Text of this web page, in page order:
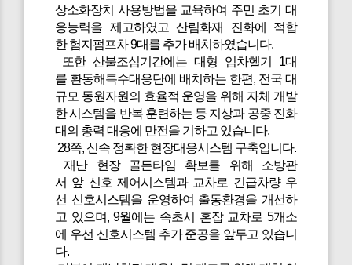
상소화장치 사용방법을 교육하여 주민 초기 대
응능력을 제고하였고 산림화재 진화에 적합
한 험지펌프차 9대를 추가 배치하였습니다.
또한 산불조심기간에는 대형 임차헬기 1대
를 환동해특수대응단에 배치하는 한편, 전국 대
규모 동원자원의 효율적 운영을 위해 자체 개발
한 시스템을 반복 훈련하는 등 지상과 공중 진화
대의 총력 대응에 만전을 기하고 있습니다.
28쪽, 신속 정확한 현장대응시스템 구축입니다.
재난 현장 골든타임 확보를 위해 소방관
서 앞 신호 제어시스템과 교차로 긴급차량 우
선 신호시스템을 운영하여 출동환경을 개선하
고 있으며, 9월에는 속초시 혼잡 교차로 5개소
에 우선 신호시스템 추가 준공을 앞두고 있습니
다.